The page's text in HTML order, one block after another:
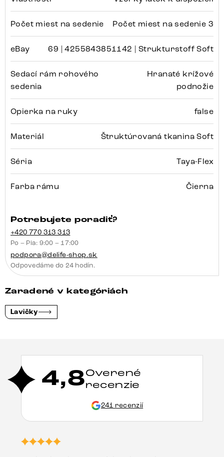
Počet miest na sedenie Počet miest na sedenie 3
eBay 69 | 4255843851142 | Strukturstoff Soft
Sedací rám rohového
sedenia
Hranaté krížové
podnožie
Opierka na ruky false
Materiál Štruktúrovaná tkanina Soft
Séria Taya-Flex
Farba rámu Čierna
Potrebujete poradiť?
+420 770 313 313
Po – Pia: 9:00 – 17:00
podpora@delife-shop.sk
Odpovedáme do 24 hodín.
Zaradené v kategóriách
Lavičky
4,8Overené
recenzie
241 recenzií